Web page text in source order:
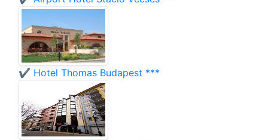
✔️ Hotel Thomas Budapest ***